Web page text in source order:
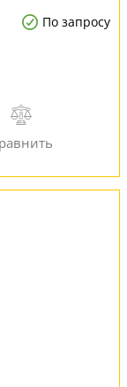
По запросу